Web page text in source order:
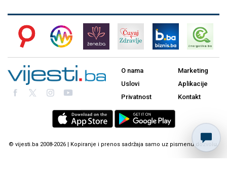
O nama
Uslovi
Privatnost
Marketing
Aplikacije
Kontakt
© vijesti.ba 2008-2026 | Kopiranje i prenos sadržaja samo uz pismenu dozvolu.